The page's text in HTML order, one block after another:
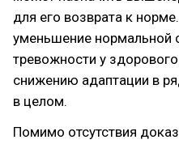
для его возврата к
уменьшение нормальной
тревожности у
снижению адаптации в
в целом.
Помимо отсутствия